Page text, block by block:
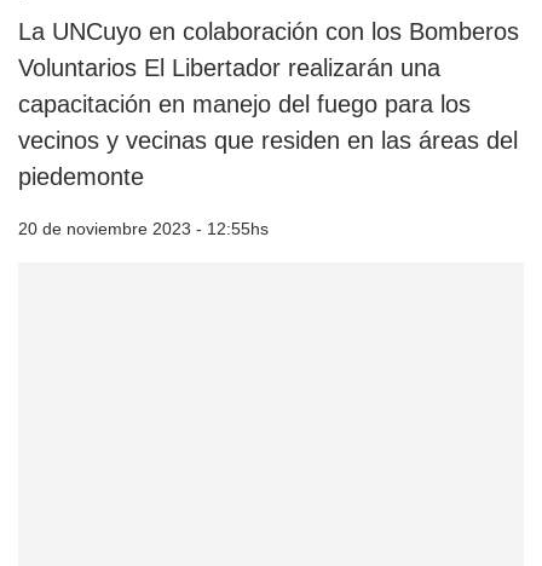
La UNCuyo en colaboración con los Bomberos
Voluntarios El Libertador realizarán una
capacitación en manejo del fuego para los
vecinos y vecinas que residen en las áreas del
piedemonte
20 de noviembre 2023 - 12:55hs